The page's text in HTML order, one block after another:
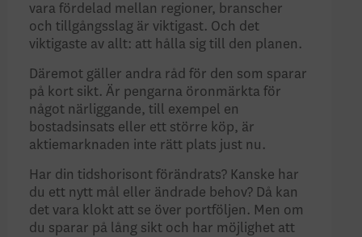
vara fördelad mellan regioner, branscher
och tillgångsslag är viktigast. Och det
viktigaste av allt: att hålla sig till den planen.
Däremot gäller andra råd för den som sparar
på kort sikt. Är pengarna öronmärkta för
något närliggande, till exempel en
bostadsinsats eller ett större köp, är
aktiemarknaden inte rätt plats just nu.
Har din tidshorisont förändrats? Kanske har
du ett nytt mål eller ändrade behov? Då kan
det vara klokt att se över portföljen. Men om
du sparar på lång sikt och har möjlighet att